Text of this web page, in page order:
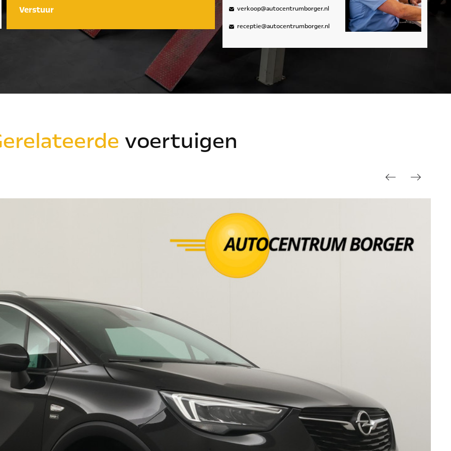
Verstuur verkoop@autocentrumborger.nl
receptie@autocentrumborger.nl
voertuigen